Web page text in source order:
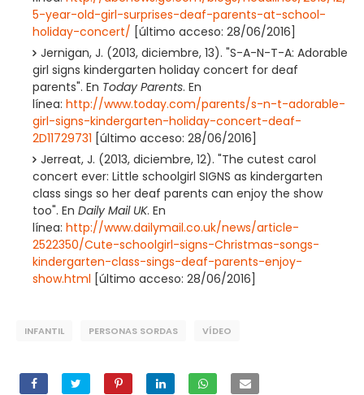
5-year-old-girl-surprises-deaf-parents-at-school-
holiday-concert/ [último acceso: 28/06/2016]
Jernigan, J. (2013, diciembre, 13). "S-A-N-T-A: Adorable
girl signs kindergarten holiday concert for deaf
parents". En Today Parents. En
línea: http://www.today.com/parents/s-n-t-adorable-
girl-signs-kindergarten-holiday-concert-deaf-
2D11729731 [último acceso: 28/06/2016]
Jerreat, J. (2013, diciembre, 12). "The cutest carol
concert ever: Little schoolgirl SIGNS as kindergarten
class sings so her deaf parents can enjoy the show
too". En Daily Mail UK. En
línea: http://www.dailymail.co.uk/news/article-
2522350/Cute-schoolgirl-signs-Christmas-songs-
kindergarten-class-sings-deaf-parents-enjoy-
show.html [último acceso: 28/06/2016]
INFANTIL PERSONAS SORDAS VÍDEO